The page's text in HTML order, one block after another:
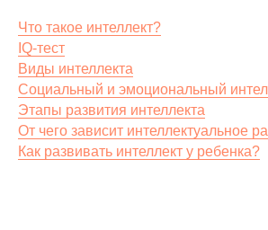
Что такое интеллект?
IQ-тест
Виды интеллекта
Социальный и эмоциональный
Этапы развития интеллекта
От чего зависит интеллектуальное
Как развивать интеллект у ребенка?